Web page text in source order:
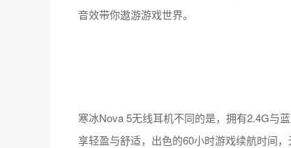
音效带你遨游游戏世界。
寒冰Nova 5无线耳机不同的是，拥有2.4G与
享轻盈与舒适，出色的60小时游戏续航时间